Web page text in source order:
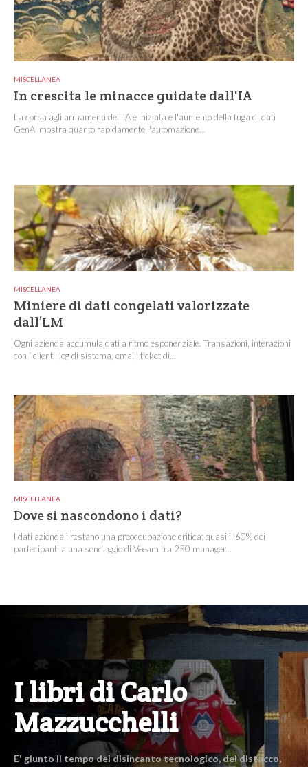
MISCELLANEA
In crescita le minacce guidate dall'IA
La corsa agli armamenti dell'IA è iniziata e l'aumento della fuga di dati
GenAI mostra quanto rapidamente l'automazione...
MISCELLANEA
Miniere di dati congelati valorizzate
dall’LM
Ogni azienda accumula dati a ritmo esponenziale. Transazioni, interazioni
con i clienti, log di sistema, email, ticket di...
MISCELLANEA
Dove si nascondono i dati?
I dati aziendali restano una preoccupazione critica: quasi il 60% dei
partecipanti a una sondaggio di Veeam tra 250 manager...
I libri di Carlo
Mazzucchelli
E' giunto il tempo del disincanto tecnologico, del distacco,